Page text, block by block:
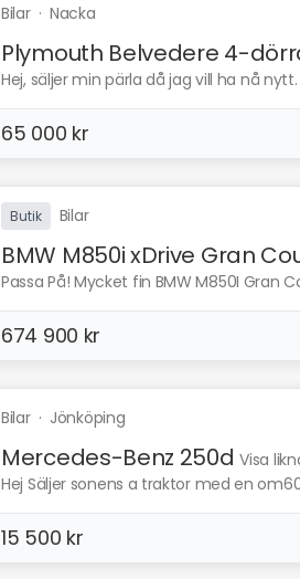
Bilar· Nacka
Plymouth Belvedere 4-
Hej, säljer min pärla då jag vill ha nå
65 000 kr
Butik Bilar
BMW M850i xDrive Gran
Passa På! Mycket fin BMW M850I Gran
674 900 kr
Bilar· Jönköping
Mercedes-Benz 250d Visa
Hej Säljer sonens a traktor med en
15 500 kr